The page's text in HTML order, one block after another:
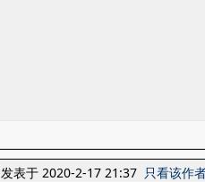
发表于 2020-2-17 21:37 只看该作